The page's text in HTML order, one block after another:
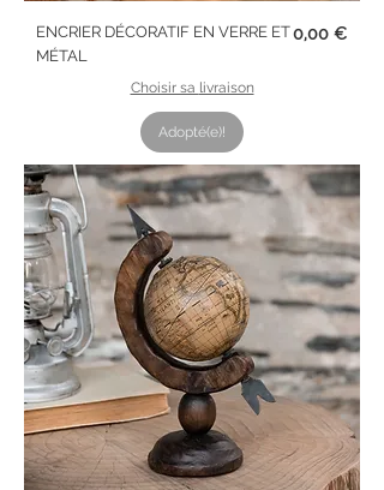
ENCRIER DÉCORATIF EN VERRE ET
MÉTAL
Prix
0,00 €
Choisir sa livraison
Adopté(e)!